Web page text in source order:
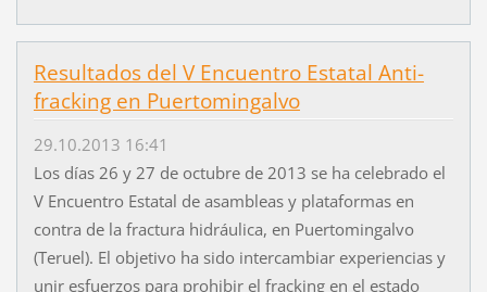
Resultados del V Encuentro Estatal Anti-
fracking en Puertomingalvo
29.10.2013 16:41
Los días 26 y 27 de octubre de 2013 se ha celebrado el
V Encuentro Estatal de asambleas y plataformas en
contra de la fractura hidráulica, en Puertomingalvo
(Teruel). El objetivo ha sido intercambiar experiencias y
unir esfuerzos para prohibir el fracking en el estado